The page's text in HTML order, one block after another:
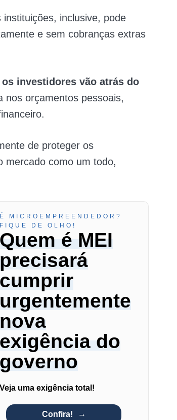
inclusive, pode
e sem cobranças extras
investidores vão atrás do
nos orçamentos pessoais,
de proteger os
mercado como um todo,
É MICROEMPREENDEDOR?
FIQUE DE OLHO!
Quem é MEI
precisará
cumprir
urgentemente
nova
exigência do
governo
Veja uma exigência total!
Confira!